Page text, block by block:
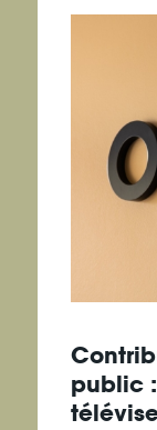
public